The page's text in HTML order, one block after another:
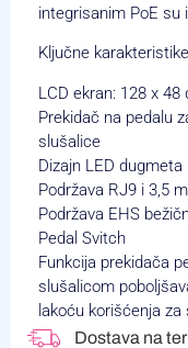
integrisanim PoE su
Ključne
LCD ekran: 128 x 48
Prekidač na pedalu
slušalice
Dizajn LED dugmeta
Podržava RJ9 i 3,5
Podržava EHS
Pedal Svitch
Funkcija prekidača
slušalicom
lakoću korišćenja
Dostava na